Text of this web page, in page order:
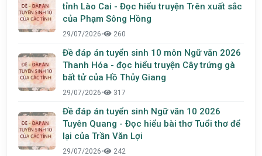
tỉnh Lào Cai - Đọc hiểu truyện Trên xuất sắc
của Phạm Sông Hồng
29/07/2026• 260
Đề đáp án tuyển sinh 10 môn Ngữ văn 2026
Thanh Hóa - đọc hiểu truyện Cây trứng gà
bất tử của Hồ Thủy Giang
29/07/2026• 317
Đề đáp án tuyển sinh Ngữ văn 10 2026
Tuyên Quang - Đọc hiểu bài thơ Tuổi thơ để
lại của Trần Văn Lợi
29/07/2026• 242